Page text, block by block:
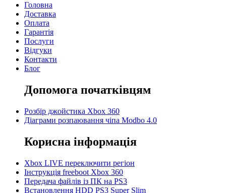
Головна
Доставка
Оплата
Гарантія
Послуги
Відгуки
Контакти
Блог
Допомога початківцям
Розбір джойстика Xbox 360
Діаграми розпаювання чіпа Modbo 4.0
Корисна інформація
Xbox LIVE переключити регіон
Інструкція freeboot Xbox 360
Передача файлів із ПК на PS3
Встановлення HDD PS3 Super Slim